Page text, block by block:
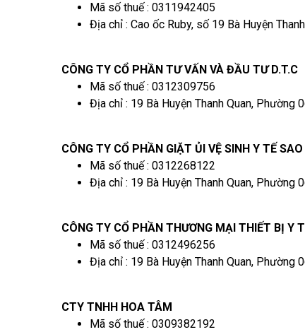
Mã số thuế : 0311942405
Địa chỉ : Cao ốc Ruby, số 19 Bà Huyện
CÔNG TY CỔ PHẦN TƯ VẤN VÀ ĐẦU TƯ D.T.C
Mã số thuế : 0312309756
Địa chỉ : 19 Bà Huyện Thanh Quan, Phường
CÔNG TY CỔ PHẦN GIẶT ỦI VỆ SINH Y TẾ SAO
Mã số thuế : 0312268122
Địa chỉ : 19 Bà Huyện Thanh Quan, Phường
CÔNG TY CỔ PHẦN THƯƠNG MẠI THIẾT BỊ Y
Mã số thuế : 0312496256
Địa chỉ : 19 Bà Huyện Thanh Quan, Phường
CTY TNHH HOA TÂM
Mã số thuế : 0309382192